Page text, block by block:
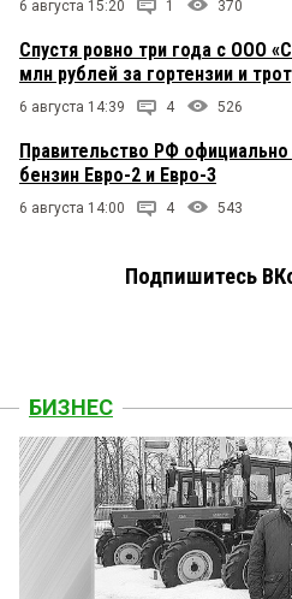
6 августа 15:20 1 370
Спустя ровно три года с ООО
млн рублей за гортензии и
6 августа 14:39 4 526
Правительство РФ
бензин Евро-2 и Евро-3
6 августа 14:00 4 543
Подпишитесь
БИЗНЕС